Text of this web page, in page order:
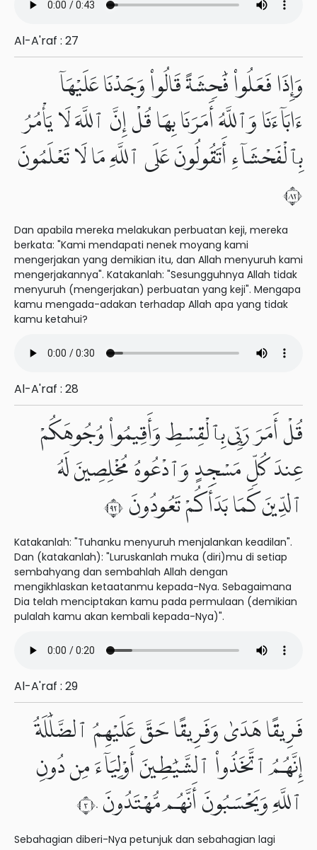
Al-A'raf : 27
وَإِذَا فَعَلُوا۟ فَٰحِشَةً قَالُوا۟ وَجَدْنَا عَلَيْهَآ
ءَابَآءَنَا وَٱللَّهُ أَمَرَنَا بِهَا قُلْ إِنَّ ٱللَّهَ لَا يَأْمُرُ
بِٱلْفَحْشَآءِ أَتَقُولُونَ عَلَى ٱللَّهِ مَا لَا تَعْلَمُونَ
٢٨
Dan apabila mereka melakukan perbuatan keji, mereka
berkata: "Kami mendapati nenek moyang kami
mengerjakan yang demikian itu, dan Allah menyuruh kami
mengerjakannya". Katakanlah: "Sesungguhnya Allah tidak
menyuruh (mengerjakan) perbuatan yang keji". Mengapa
kamu mengada-adakan terhadap Allah apa yang tidak
kamu ketahui?
Al-A'raf : 28
قُلْ أَمَرَ رَبِّى بِٱلْقِسْطِ وَأَقِيمُوا۟ وُجُوهَكُمْ
عِندَ كُلِّ مَسْجِدٍ وَٱدْعُوهُ مُخْلِصِينَ لَهُ
ٱلدِّينَ كَمَا بَدَأَكُمْ تَعُودُونَ ٢٩
Katakanlah: "Tuhanku menyuruh menjalankan keadilan".
Dan (katakanlah): "Luruskanlah muka (diri)mu di setiap
sembahyang dan sembahlah Allah dengan
mengikhlaskan ketaatanmu kepada-Nya. Sebagaimana
Dia telah menciptakan kamu pada permulaan (demikian
pulalah kamu akan kembali kepada-Nya)".
Al-A'raf : 29
فَرِيقًا هَدَىٰ وَفَرِيقًا حَقَّ عَلَيْهِمُ ٱلضَّلَٰلَةُ
إِنَّهُمُ ٱتَّخَذُوا۟ ٱلشَّيَٰطِينَ أَوْلِيَآءَ مِن دُونِ
ٱللَّهِ وَيَحْسَبُونَ أَنَّهُم مُّهْتَدُونَ ٣٠
Sebahagian diberi-Nya petunjuk dan sebahagian lagi